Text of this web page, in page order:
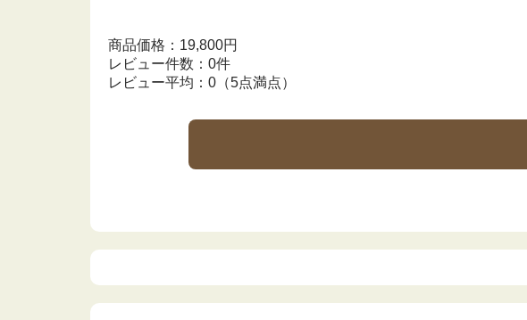
商品価格：19,800円
レビュー件数：0件
レビュー平均：0（5点満点）